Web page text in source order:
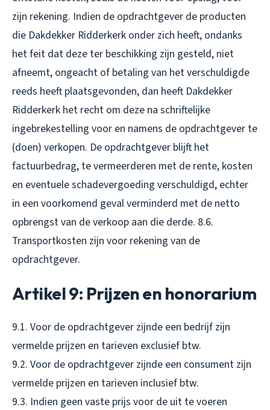
zijn rekening. Indien de opdrachtgever de producten
die Dakdekker Ridderkerk onder zich heeft, ondanks
het feit dat deze ter beschikking zijn gesteld, niet
afneemt, ongeacht of betaling van het verschuldigde
reeds heeft plaatsgevonden, dan heeft Dakdekker
Ridderkerk het recht om deze na schriftelijke
ingebrekestelling voor en namens de opdrachtgever te
(doen) verkopen. De opdrachtgever blijft het
factuurbedrag, te vermeerderen met de rente, kosten
en eventuele schadevergoeding verschuldigd, echter
in een voorkomend geval verminderd met de netto
opbrengst van de verkoop aan die derde. 8.6.
Transportkosten zijn voor rekening van de
opdrachtgever.
Artikel 9: Prijzen en honorarium
9.1. Voor de opdrachtgever zijnde een bedrijf zijn
vermelde prijzen en tarieven exclusief btw.
9.2. Voor de opdrachtgever zijnde een consument zijn
vermelde prijzen en tarieven inclusief btw.
9.3. Indien geen vaste prijs voor de uit te voeren